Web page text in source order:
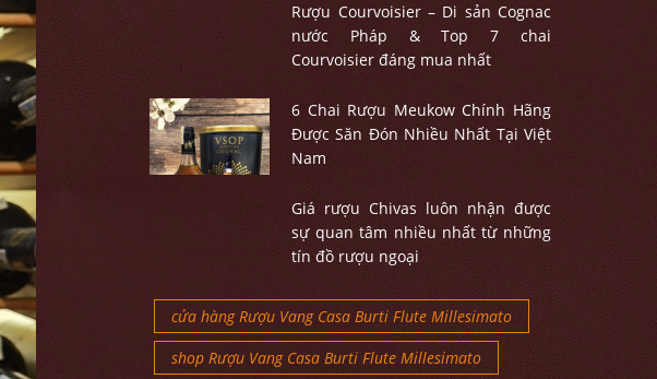
Rượu Courvoisier – Di sản Cognac
nước Pháp & Top 7 chai
Courvoisier đáng mua nhất
6 Chai Rượu Meukow Chính Hãng
Được Săn Đón Nhiều Nhất Tại Việt
Nam
Giá rượu Chivas luôn nhận được
sự quan tâm nhiều nhất từ những
tín đồ rượu ngoại
cửa hàng Rượu Vang Casa Burti Flute Millesimato
shop Rượu Vang Casa Burti Flute Millesimato